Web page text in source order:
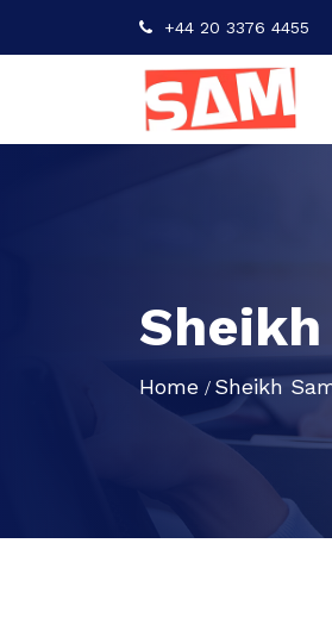
+44 20 3376 4455
Home Sheikh